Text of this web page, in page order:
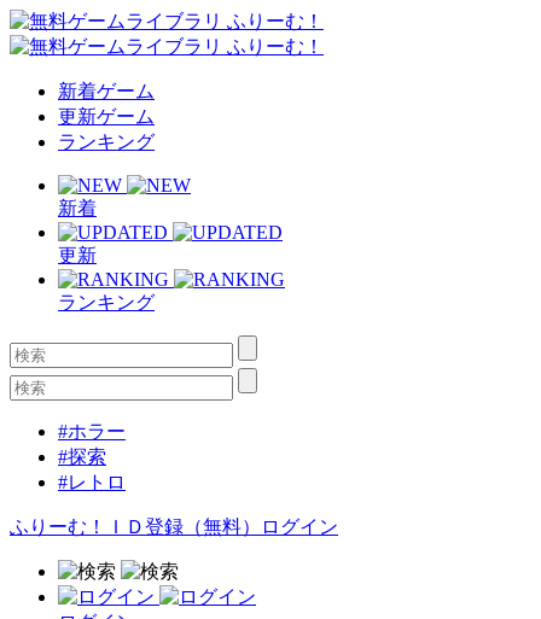
新着ゲーム
更新ゲーム
ランキング
新着
更新
ランキング
#ホラー
#探索
#レトロ
ふりーむ！ＩＤ登録（無料） ログイン